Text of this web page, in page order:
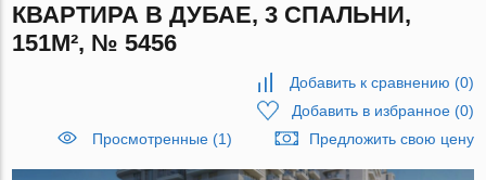
КВАРТИРА В ДУБАЕ, 3 СПАЛЬНИ,
151М², № 5456
Добавить к сравнению (0)
Добавить в избранное(0)
Просмотренные (1)
Предложить свою цену